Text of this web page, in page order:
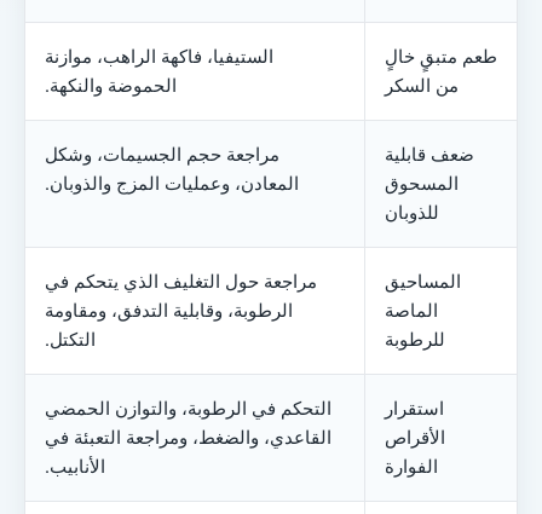
طعم متبقٍ خالٍ
من السكر
الستيفيا، فاكهة الراهب، موازنة
الحموضة والنكهة.
ضعف قابلية
المسحوق
للذوبان
مراجعة حجم الجسيمات، وشكل
المعادن، وعمليات المزج والذوبان.
المساحيق
الماصة
للرطوبة
مراجعة حول التغليف الذي يتحكم في
الرطوبة، وقابلية التدفق، ومقاومة
التكتل.
استقرار
الأقراص
الفوارة
التحكم في الرطوبة، والتوازن الحمضي
القاعدي، والضغط، ومراجعة التعبئة في
الأنابيب.